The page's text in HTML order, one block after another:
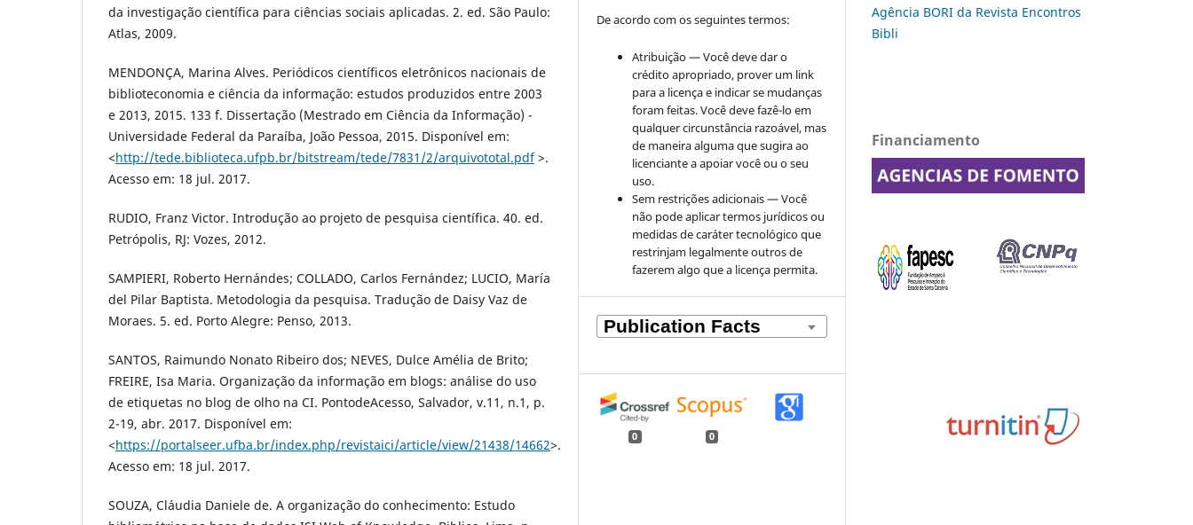
da investigação científica para ciências sociais aplicadas. 2. ed. São Paulo:
Atlas, 2009.
MENDONÇA, Marina Alves. Periódicos científicos eletrônicos nacionais de
biblioteconomia e ciência da informação: estudos produzidos entre 2003
e 2013, 2015. 133 f. Dissertação (Mestrado em Ciência da Informação) -
Universidade Federal da Paraíba, João Pessoa, 2015. Disponível em:
<http://tede.biblioteca.ufpb.br/bitstream/tede/7831/2/arquivototal.pdf>.
Acesso em: 18 jul. 2017.
RUDIO, Franz Victor. Introdução ao projeto de pesquisa científica. 40. ed.
Petrópolis, RJ: Vozes, 2012.
SAMPIERI, Roberto Hernándes; COLLADO, Carlos Fernández; LUCIO, María
del Pilar Baptista. Metodologia da pesquisa. Tradução de Daisy Vaz de
Moraes. 5. ed. Porto Alegre: Penso, 2013.
SANTOS, Raimundo Nonato Ribeiro dos; NEVES, Dulce Amélia de Brito;
FREIRE, Isa Maria. Organização da informação em blogs: análise do uso
de etiquetas no blog de olho na CI. PontodeAcesso, Salvador, v.11, n.1, p.
2-19, abr. 2017. Disponível em:
<https://portalseer.ufba.br/index.php/revistaici/article/view/21438/14662>.
Acesso em: 18 jul. 2017.
SOUZA, Cláudia Daniele de. A organização do conhecimento: Estudo
De acordo com os seguintes termos:
Atribuição — Você deve dar o
crédito apropriado, prover um link
para a licença e indicar se mudanças
foram feitas. Você deve fazê-lo em
qualquer circunstância razoável, mas
de maneira alguma que sugira ao
licenciante a apoiar você ou o seu
uso.
Sem restrições adicionais — Você
não pode aplicar termos jurídicos ou
medidas de caráter tecnológico que
restrinjam legalmente outros de
fazerem algo que a licença permita.
0 0
Financiamento